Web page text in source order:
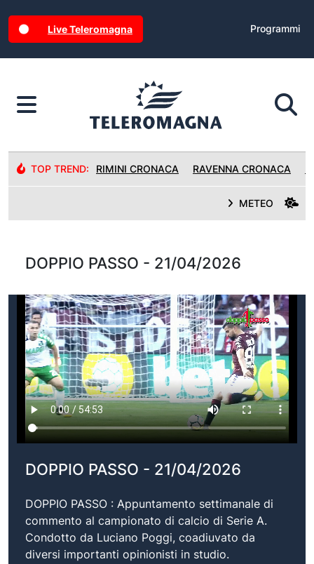
Live Teleromagna Programmi
TOP TREND: RIMINI CRONACA RAVENNA CRONACA
METEO
DOPPIO PASSO - 21/04/2026
DOPPIO PASSO - 21/04/2026
DOPPIO PASSO : Appuntamento settimanale di
commento al campionato di calcio di Serie A.
Condotto da Luciano Poggi, coadiuvato da
diversi importanti opinionisti in studio.